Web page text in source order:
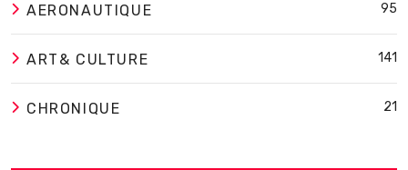
AERONAUTIQUE 95
ART& CULTURE 141
CHRONIQUE 21